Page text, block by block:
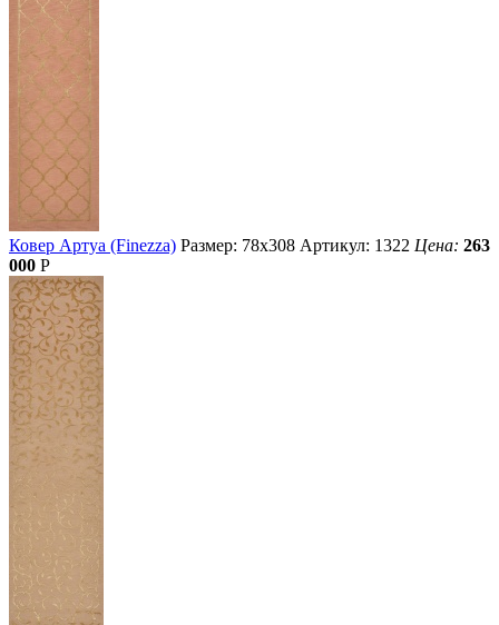
Ковер Артуа (Finezza) Размер: 78х308 Артикул: 1322 Цена: 263
000 Р